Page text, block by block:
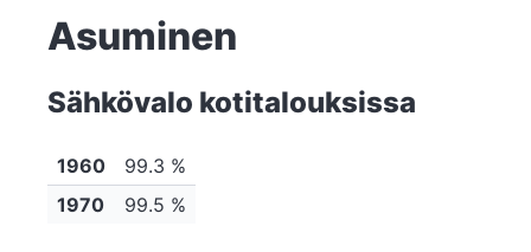
Asuminen
Sähkövalo kotitalouksissa
1960
99.3 %
1970
99.5 %